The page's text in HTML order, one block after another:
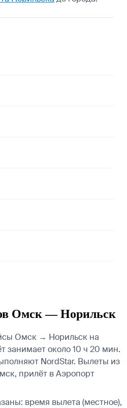
Омск — Норильск
Омск → Норильск на
занимает около 10 ч 20 мин.
NordStar. Вылеты из
прилёт в Аэропорт
время вылета (местное),